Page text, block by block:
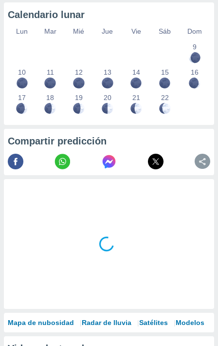
Calendario lunar
Lun Mar Mié Jue Vie Sáb
Dom
9
10 11 12 13 14 15 16
17 18 19 20 21 22
Compartir predicción
Mapa de nubosidad Radar de lluvia Satélites Modelos